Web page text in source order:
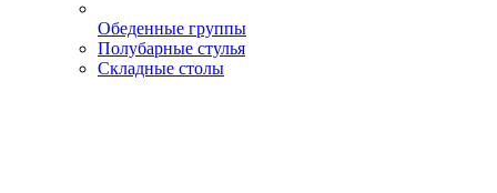
Обеденные группы
Полубарные стулья
Складные столы